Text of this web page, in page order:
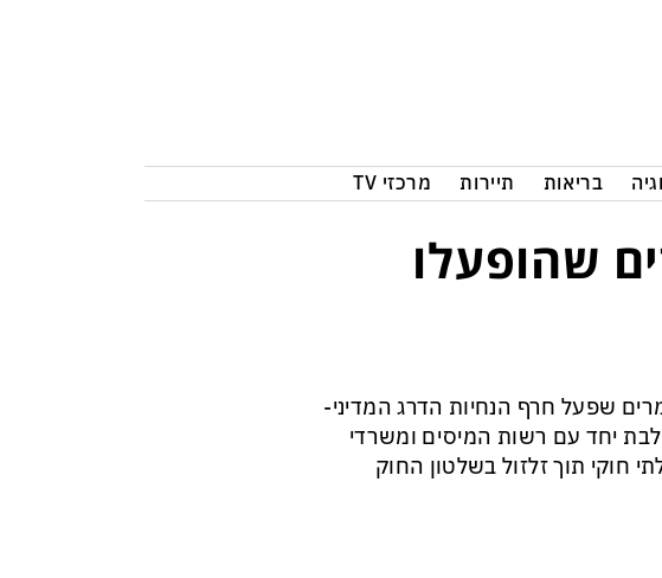
בריאות תיירות מרכזי TV
שהופעלו
שפעל חרף הנחיות הדרג המדיני-
יחד עם רשות המיסים ומשרדי
חוקי תוך זלזול בשלטון החוק